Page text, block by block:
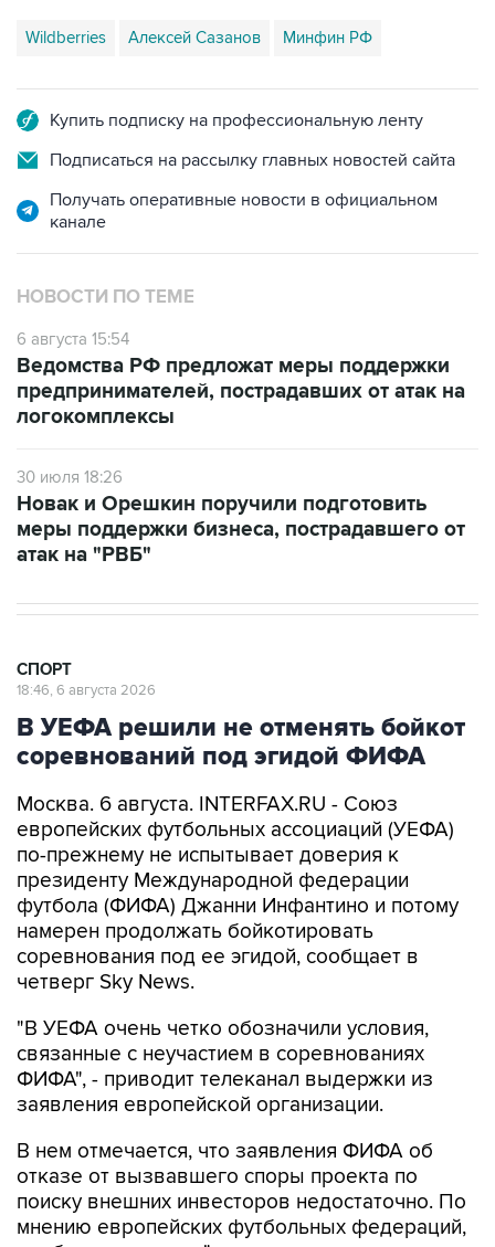
Wildberries Алексей Сазанов Минфин РФ
Купить подписку на профессиональную ленту
Подписаться на рассылку главных новостей сайта
Получать оперативные новости в официальном
канале
НОВОСТИ ПО ТЕМЕ
6 августа 15:54
Ведомства РФ предложат меры поддержки
предпринимателей, пострадавших от атак на
логокомплексы
30 июля 18:26
Новак и Орешкин поручили подготовить
меры поддержки бизнеса, пострадавшего от
атак на "РВБ"
СПОРТ
18:46, 6 августа 2026
В УЕФА решили не отменять бойкот
соревнований под эгидой ФИФА
Москва. 6 августа. INTERFAX.RU - Союз
европейских футбольных ассоциаций (УЕФА)
по-прежнему не испытывает доверия к
президенту Международной федерации
футбола (ФИФА) Джанни Инфантино и потому
намерен продолжать бойкотировать
соревнования под ее эгидой, сообщает в
четверг Sky News.
"В УЕФА очень четко обозначили условия,
связанные с неучастием в соревнованиях
ФИФА", - приводит телеканал выдержки из
заявления европейской организации.
В нем отмечается, что заявления ФИФА об
отказе от вызвавшего споры проекта по
поиску внешних инвесторов недостаточно. По
мнению европейских футбольных федераций,